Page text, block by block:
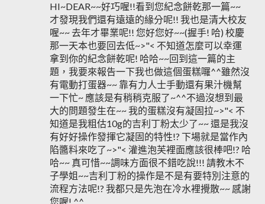
HI~DEAR~~好巧喔!!看到您紀念餅乾那一篇~~
才發現我們還有遠遠的緣分呢!! 我也是清大校友
喔~~ 去年才畢業呢!! 您好您好~~(握手! 哈) 校慶
那一天本也要回去低~>"< 不知道怎麼可以幸運
拿到你的紀念餅乾呢! 哈哈~~回到這一篇的主
題，我要來報告一下我也做這個蛋糕囉^^雖然沒
有電動打蛋器~~ 靠有力人士手動還有果汁機幫
一下忙~ 應該是有稍稍克服了~^^不過沒想到最
大的問題發生在~~ 我的蛋糕沒有凝固拉~>"< 不
知道是我粗估10g的吉利丁粉太少了~~ 還是我沒
有好好操作發揮它凝固的特性!? 下場就是當作內
陷醬料來吃了~>"< 灌進泡芙裡面應該很棒吧!? 哈
哈~~ 真可惜~~調味方面很不錯吃說!!! 請教木不
子學姐~~吉利丁粉的操作是不是有要特別注意的
流程方法呢!? 我都只是先泡在冷水裡攪散~~ 感謝
您喔! ^^